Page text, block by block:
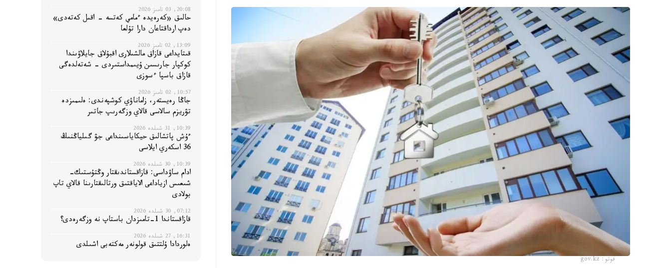
فوتو: gov.kz
20:08, 03 تامىز 2026
حالىق «كەرەيدە ءمامي كەتسە - اقىل كەتەدى»
دەپ ارداقتاعان دارا تۇلعا
13:09, 02 تامىز 2026
قىتايداعى قازاق مالشىلارى اقبۇلاق جايلاۋىندا
كوكپار جارىسىن ۇيىمداستىردى - شەتەلدەگى
قازاق باسپا ءسوزى
10:57, 02 تامىز 2026
جاڭا رەيستەر، زاماناۋي كوشپەندى: ەلىمىزدە
تۋريزم سالاسى قالاي وزگەرىپ جاتىر
10:39, 31 شىلدە 2026
ءۇش پاتشالىق حيكاياسىنداعى جۋ گىلياڭنىڭ
36 اسكەري ايلاسى
10:39, 30 شىلدە 2026
ادام ساۋداسى: قازاقستاندىقتار وڭتۇستىك-
شىعىس ازياداعى الاياقتىق ورتالىقتارىنا قالاي تاپ
بولادى
07:12, 30 شىلدە 2026
قازاقستاندا 1-تامىزدان باستاپ نە وزگەرەدى؟
16:31, 27 شىلدە 2026
ەلوردادا ۇلتتىق قولونەر مەكتەبى اشىلدى